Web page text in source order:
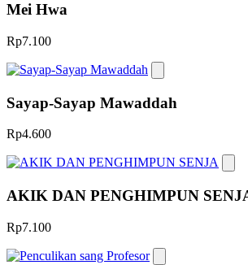
Mei Hwa
Rp7.100
Sayap-Sayap Mawaddah
Rp4.600
AKIK DAN PENGHIMPUN
Rp7.100